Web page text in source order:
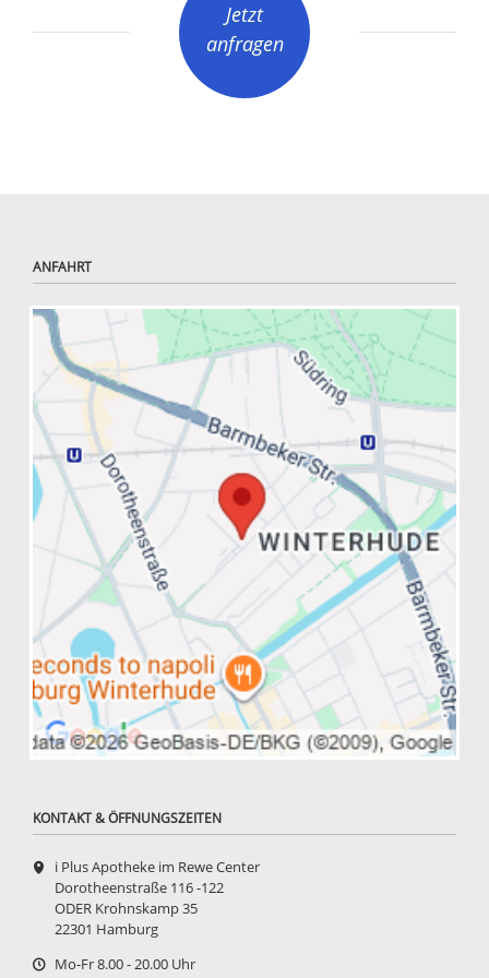
Jetzt
anfragen
ANFAHRT
KONTAKT & ÖFFNUNGSZEITEN
i Plus Apotheke im Rewe Center
Dorotheenstraße 116 -122
ODER Krohnskamp 35
22301 Hamburg
Mo-Fr 8.00 - 20.00 Uhr